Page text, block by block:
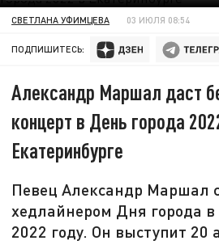
СВЕТЛАНА УФИМЦЕВА 03 ИЮЛЯ 08:54
ПОДПИШИТЕСЬ:
Александр Маршал даст
концерт в День города
Екатеринбурге
Певец Александр Маршал
хедлайнером Дня города в
2022 году. Он выступит 20